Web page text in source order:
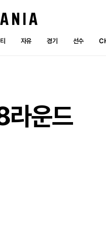
자유 경기 선수
라운드